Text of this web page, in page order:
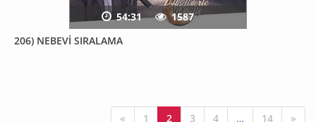
206) NEBEVİ SIRALAMA
54:31 1587
« 1 2 3 4 … 14 »